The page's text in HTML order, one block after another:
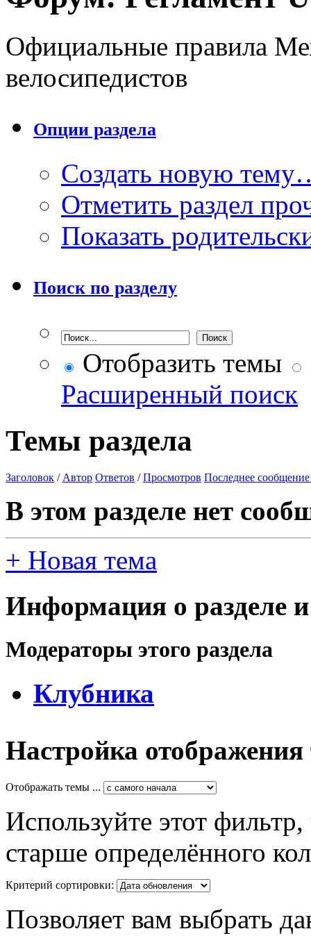
Официальные правила
велосипедистов
Опции раздела
Создать новую
Отметить раздел
Показать
Поиск по разделу
Отобразить темы
Расширенный поиск
Темы раздела
Заголовок / Автор Ответов /Просмотров Последнее сообщение
В этом разделе нет
+ Новая тема
Информация о разделе
Модераторы этого раздела
Клубника
Настройка отображения
Отображать темы ...
Используйте этот
старше определённого
Критерий сортировки:
Позволяет вам выбрать